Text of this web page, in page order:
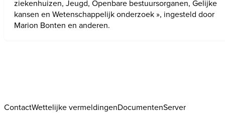
ziekenhuizen, Jeugd, Openbare bestuursorganen, Gelijke
kansen en Wetenschappelijk onderzoek », ingesteld door
Marion Bonten en anderen.
ContactWettelijke vermeldingenDocumentenServer